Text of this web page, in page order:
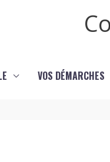
VOS DÉMARCHES